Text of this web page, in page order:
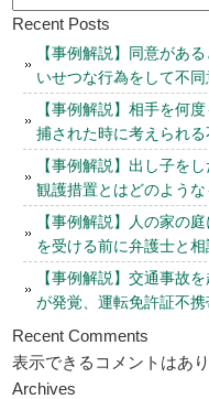
Recent Posts
【事例解説】同意があ
いせつな行為をして不
【事例解説】相手を何
捕された時に考えられる
【事例解説】出し子を
観護措置とはどのよう
【事例解説】人の家の
を受ける前に弁護士と
【事例解説】交通事故
が発覚、運転免許証不
Recent Comments
表示できるコメントはあり
Archives